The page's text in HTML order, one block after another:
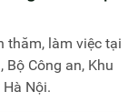
thăm, làm việc tại
Công an, Khu
Nội.